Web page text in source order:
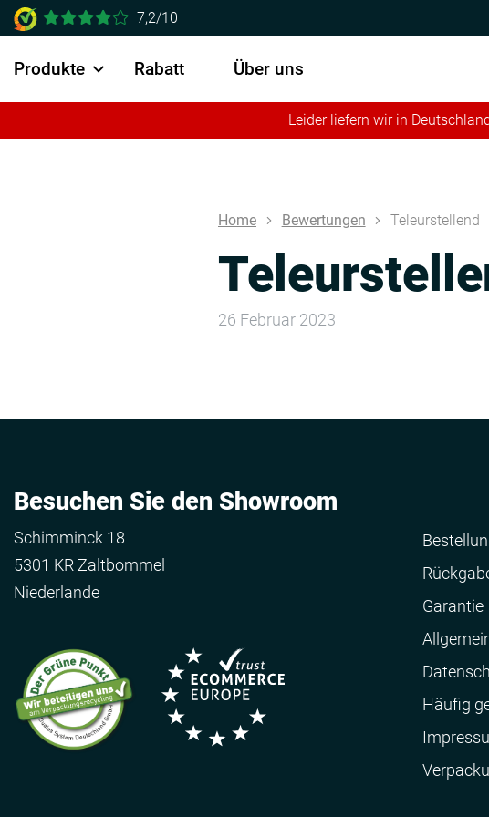
7,2/10
Produkte Rabatt Über uns
Leider liefern wir in
Home Bewertungen Teleurstellend
26 Februar 2023
Besuchen Sie den Showroom
Schimminck 18
5301 KR Zaltbommel
Niederlande
Garantie
Häufig